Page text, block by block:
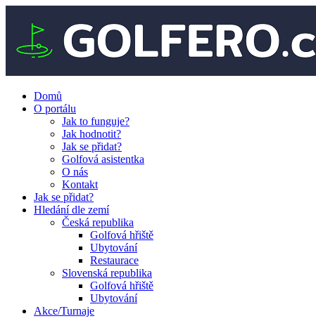
Domů
O portálu
Jak to funguje?
Jak hodnotit?
Jak se přidat?
Golfová asistentka
O nás
Kontakt
Jak se přidat?
Hledání dle zemí
Česká republika
Golfová hřiště
Ubytování
Restaurace
Slovenská republika
Golfová hřiště
Ubytování
Akce/Turnaje